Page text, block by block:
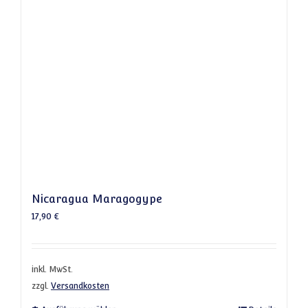
Nicaragua Maragogype
17,90 €
inkl. MwSt.
zzgl. Versandkosten